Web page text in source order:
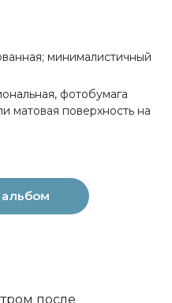
минималистичный
фотобумага
матовая поверхность на
альбом
после